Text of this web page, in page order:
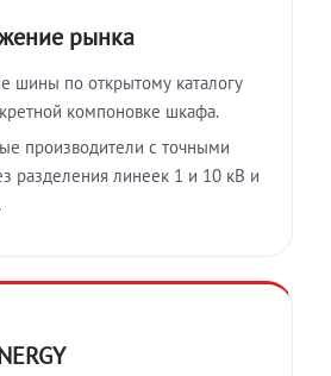
рынка
шины по открытому каталогу
компоновке шкафа.
производители с точными
разделения линеек 1 и 10 кВ и